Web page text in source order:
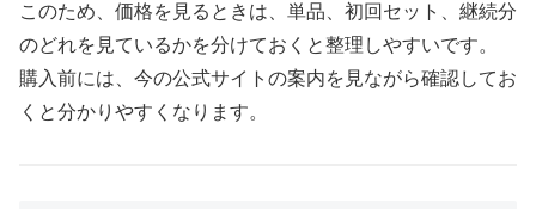
このため、価格を見るときは、単品、初回セット、継続分
のどれを見ているかを分けておくと整理しやすいです。
購入前には、今の公式サイトの案内を見ながら確認してお
くと分かりやすくなります。